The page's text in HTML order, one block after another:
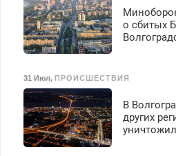
о сбитых
31 Июл, ПРОИСШЕСТВИЯ
В
других